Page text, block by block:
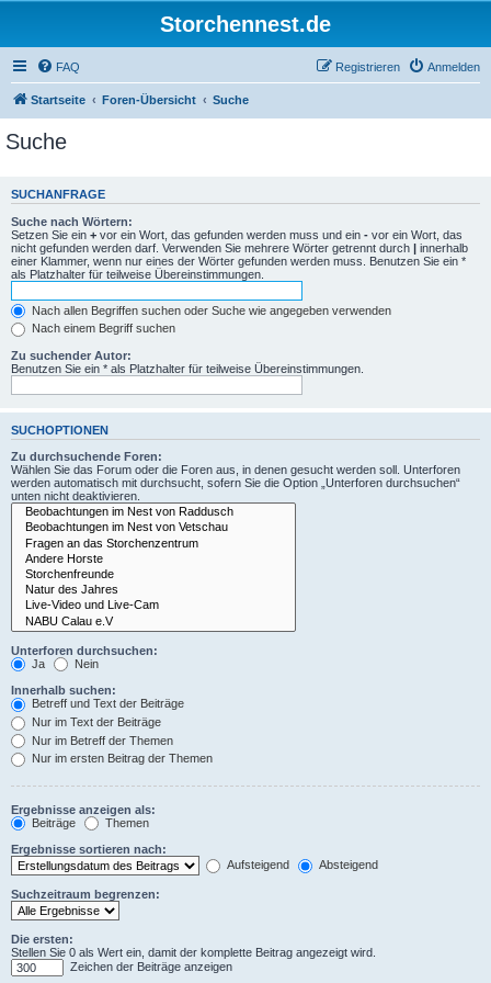
Storchennest.de
FAQ Anmelden
Registrieren
Startseite Foren-Übersicht Suche
Suche
SUCHANFRAGE
Suche nach Wörtern:
Setzen Sie ein + vor ein Wort, das gefunden werden muss und ein - vor ein Wort, das
nicht gefunden werden darf. Verwenden Sie mehrere Wörter getrennt durch | innerhalb
einer Klammer, wenn nur eines der Wörter gefunden werden muss. Benutzen Sie ein *
als Platzhalter für teilweise Übereinstimmungen.
Nach allen Begriffen suchen oder Suche wie angegeben verwenden
Nach einem Begriff suchen
Zu suchender Autor:
Benutzen Sie ein * als Platzhalter für teilweise Übereinstimmungen.
SUCHOPTIONEN
Zu durchsuchende Foren:
Wählen Sie das Forum oder die Foren aus, in denen gesucht werden soll. Unterforen
werden automatisch mit durchsucht, sofern Sie die Option „Unterforen durchsuchen“
unten nicht deaktivieren.
Unterforen durchsuchen:
Ja
Nein
Innerhalb suchen:
Betreff und Text der Beiträge
Nur im Text der Beiträge
Nur im Betreff der Themen
Nur im ersten Beitrag der Themen
Ergebnisse anzeigen als:
Beiträge
Themen
Ergebnisse sortieren nach:
Aufsteigend
Absteigend
Suchzeitraum begrenzen:
Die ersten:
Stellen Sie 0 als Wert ein, damit der komplette Beitrag angezeigt wird.
Zeichen der Beiträge anzeigen